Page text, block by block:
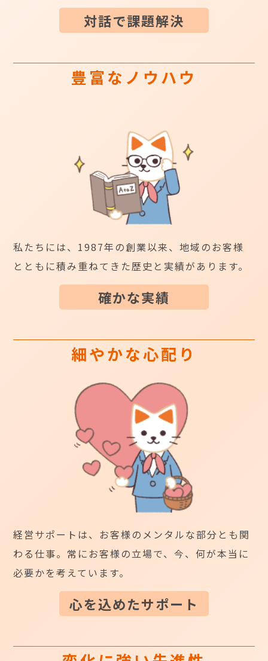
対話で課題解決
豊富なノウハウ
私たちには、1987年の創業以来、地域のお客様
とともに積み重ねてきた歴史と実績があります。
確かな実績
細やかな心配り
経営サポートは、お客様のメンタルな部分とも関
わる仕事。常にお客様の立場で、今、何が本当に
必要かを考えています。
心を込めたサポート